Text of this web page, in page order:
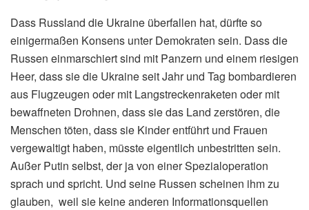
Dass Russland die Ukraine überfallen hat, dürfte so
einigermaßen Konsens unter Demokraten sein. Dass die
Russen einmarschiert sind mit Panzern und einem riesigen
Heer, dass sie die Ukraine seit Jahr und Tag bombardieren
aus Flugzeugen oder mit Langstreckenraketen oder mit
bewaffneten Drohnen, dass sie das Land zerstören, die
Menschen töten, dass sie Kinder entführt und Frauen
vergewaltigt haben, müsste eigentlich unbestritten sein.
Außer Putin selbst, der ja von einer Spezialoperation
sprach und spricht. Und seine Russen scheinen ihm zu
glauben, weil sie keine anderen Informationsquellen